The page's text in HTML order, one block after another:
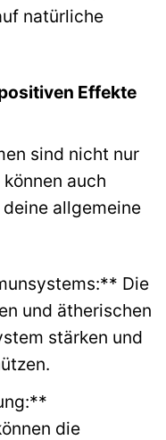
natürliche
Effekte
sind nicht nur
auch
allgemeine
Die
und ätherischen
stärken und
die